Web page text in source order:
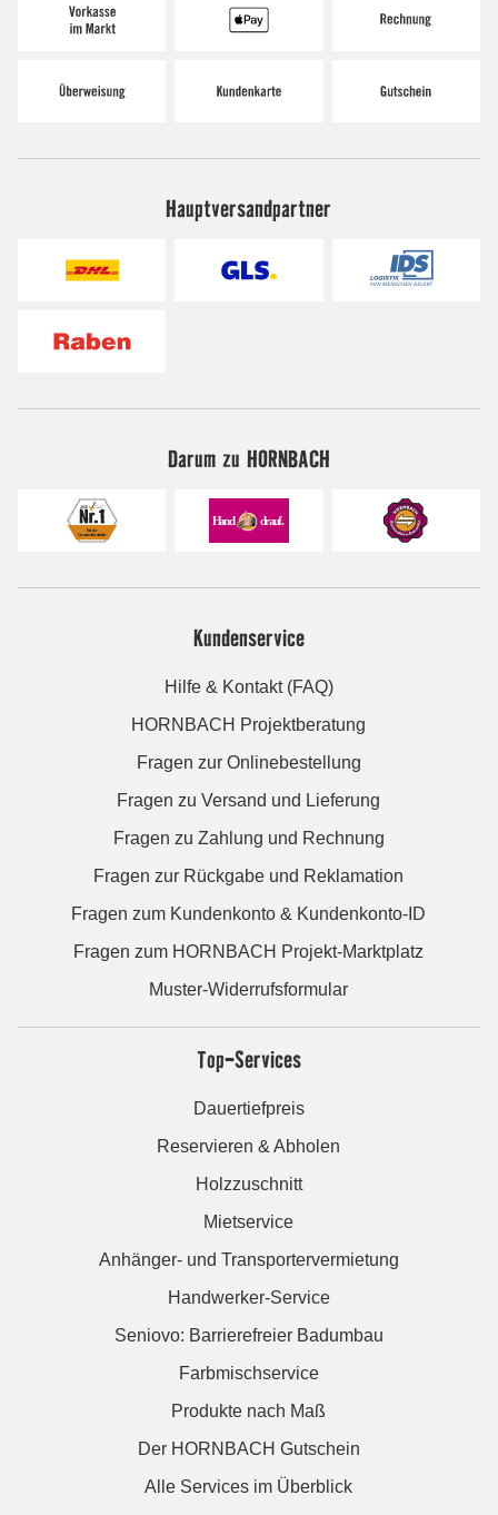
Hauptversandpartner
Darum zu HORNBACH
Kundenservice
Hilfe & Kontakt (FAQ)
HORNBACH Projektberatung
Fragen zur Onlinebestellung
Fragen zu Versand und Lieferung
Fragen zu Zahlung und Rechnung
Fragen zur Rückgabe und Reklamation
Fragen zum Kundenkonto & Kundenkonto-ID
Fragen zum HORNBACH Projekt-Marktplatz
Muster-Widerrufsformular
Top-Services
Dauertiefpreis
Reservieren & Abholen
Holzzuschnitt
Mietservice
Anhänger- und Transportervermietung
Handwerker-Service
Seniovo: Barrierefreier Badumbau
Farbmischservice
Produkte nach Maß
Der HORNBACH Gutschein
Alle Services im Überblick